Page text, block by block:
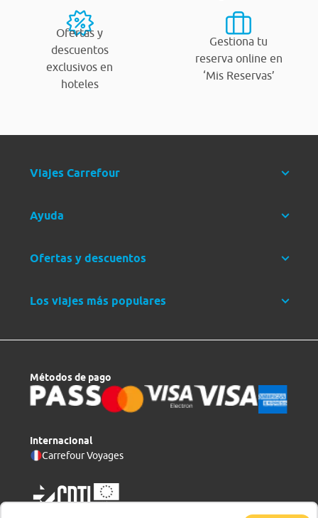
Ofertas y
descuentos
exclusivos en
hoteles
Gestiona tu
reserva online en
‘Mis Reservas’
Viajes Carrefour
Ayuda
Ofertas y descuentos
Los viajes más populares
Métodos de pago
Internacional
Carrefour Voyages